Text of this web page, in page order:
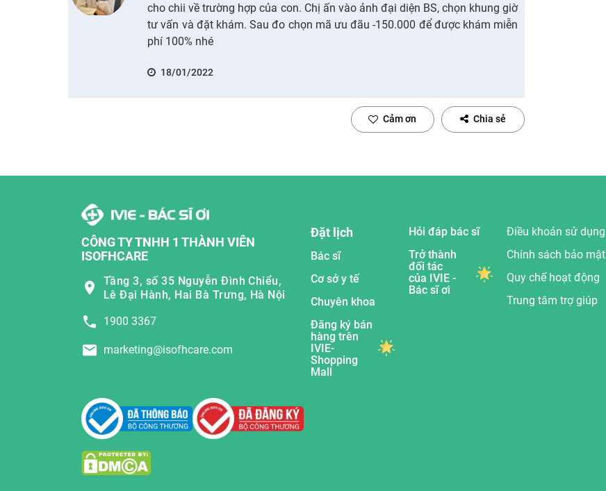
cho chii về trường hợp của con. Chị ấn vào ảnh đại diện BS, chọn khung giờ
tư vấn và đặt khám. Sau đo chọn mã ưu đãu -150.000 để được khám miễn
phí 100% nhé
18/01/2022
Cảm ơn Chia sẻ
CÔNG TY TNHH 1 THÀNH VIÊN
ISOFHCARE
Tầng 3, số 35 Nguyễn Đình Chiểu,
Lê Đại Hành, Hai Bà Trưng, Hà Nội
1900 3367
marketing@isofhcare.com
Đặt lịch
Bác sĩ
Cơ sở y tế
Chuyên khoa
Đăng ký bán
hàng trên
IVIE-
Shopping
Mall
Hỏi đáp bác sĩ
Trở thành
đối tác
của IVIE -
Bác sĩ ơi
Điều khoản sử dụng
Chính sách bảo mật
Quy chế hoạt động
Trung tâm trợ giúp